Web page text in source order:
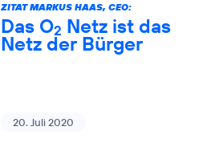
ZITAT MARKUS HAAS, CEO:
Das O2 Netz ist das
Netz der Bürger
20. Juli 2020